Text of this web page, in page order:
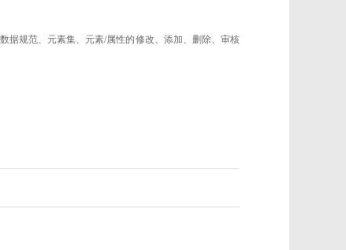
据规范、元素集、元素/属性的修改、添加、删除、审核